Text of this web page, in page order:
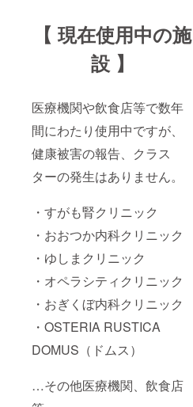
【 現在使用中の施
設 】
医療機関や飲食店等で数年
間にわたり使用中ですが、
健康被害の報告、クラス
ターの発生はありません。
・すがも腎クリニック
・おおつか内科クリニック
・ゆしまクリニック
・オペラシティクリニック
・おぎくぼ内科クリニック
・OSTERIA RUSTICA
DOMUS（ドムス）
…その他医療機関、飲食店